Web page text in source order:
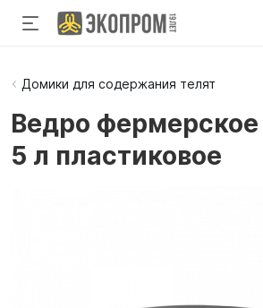
Домики для содержания телят
Ведро
5 л пластиковое